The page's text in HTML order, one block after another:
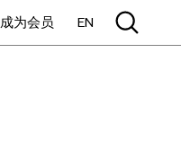
成为会员 EN